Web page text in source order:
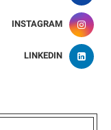
INSTAGRAM
LINKEDIN